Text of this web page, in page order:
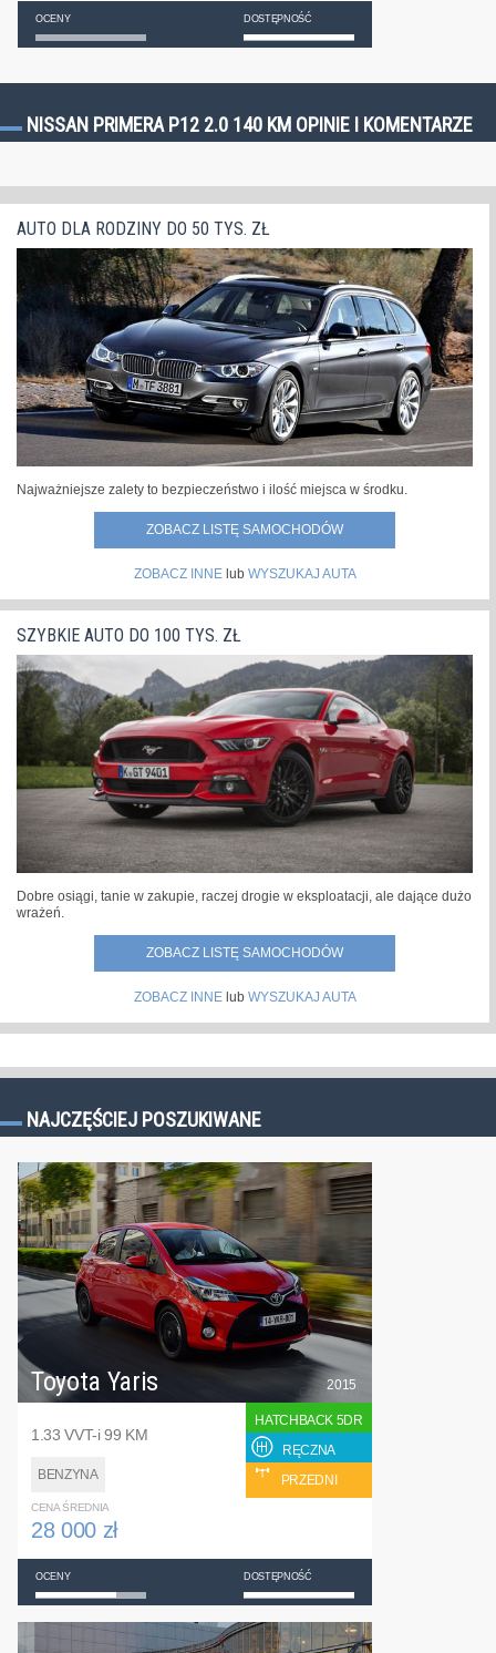
OCENY DOSTĘPNOŚĆ
NISSAN PRIMERA P12 2.0 140 KM OPINIE I KOMENTARZE
AUTO DLA RODZINY DO 50 TYS. ZŁ
Najważniejsze zalety to bezpieczeństwo i ilość miejsca w środku.
ZOBACZ LISTĘ SAMOCHODÓW
ZOBACZ INNElub WYSZUKAJ AUTA
SZYBKIE AUTO DO 100 TYS. ZŁ
Dobre osiągi, tanie w zakupie, raczej drogie w eksploatacji, ale dające dużo
wrażeń.
ZOBACZ LISTĘ SAMOCHODÓW
ZOBACZ INNElub WYSZUKAJ AUTA
NAJCZĘŚCIEJ POSZUKIWANE
Toyota Yaris
1.33 VVT-i 99 KM
BENZYNA
2015
HATCHBACK 5DR
RĘCZNA
PRZEDNI
CENA ŚREDNIA
28 000 zł
OCENY DOSTĘPNOŚĆ